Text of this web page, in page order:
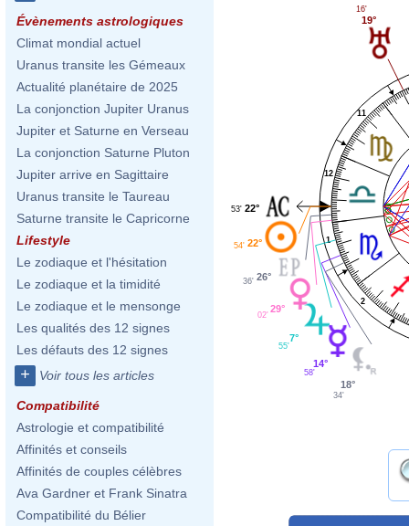
Évènements astrologiques
Climat mondial actuel
Uranus transite les Gémeaux
Actualité planétaire de 2025
La conjonction Jupiter Uranus
Jupiter et Saturne en Verseau
La conjonction Saturne Pluton
Jupiter arrive en Sagittaire
Uranus transite le Taureau
Saturne transite le Capricorne
Lifestyle
Le zodiaque et l'hésitation
Le zodiaque et la timidité
Le zodiaque et le mensonge
Les qualités des 12 signes
Les défauts des 12 signes
+ Voir tous les articles
Compatibilité
Astrologie et compatibilité
Affinités et conseils
Affinités de couples célèbres
Ava Gardner et Frank Sinatra
Compatibilité du Bélier
1
2
11
12
19°
16'
22°
53'
22°
54'
26°
36'
29°
02'
7°
55'
14°
58'
18°
34'